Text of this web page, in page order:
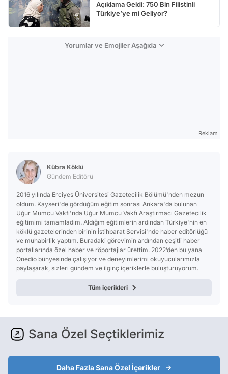
Açıklama Geldi: 750 Bin Filistinli
Türkiye’ye mi Geliyor?
Yorumlar ve Emojiler Aşağıda
Reklam
Kübra Köklü
Gündem Editörü
2016 yılında Erciyes Üniversitesi Gazetecilik Bölümü'nden mezun
oldum. Kayseri'de gördüğüm eğitim sonrası Ankara'da bulunan
Uğur Mumcu Vakfı'nda Uğur Mumcu Vakfı Araştırmacı Gazetecilik
eğitimimi tamamladım. Aldığım eğitimlerin ardından Türkiye'nin en
köklü gazetelerinden birinin İstihbarat Servisi'nde haber editörlüğü
ve muhabirlik yaptım. Buradaki görevimin ardından çeşitli haber
portallarında özel haber ve röportajlar ürettim. 2022’den bu yana
Onedio bünyesinde çalışıyor ve deneyimlerimi okuyucularımızla
paylaşarak, sizleri gündem ve ilginç içeriklerle buluşturuyorum.
Tüm içerikleri
Sana Özel Seçtiklerimiz
Daha Fazla Sana Özel İçerikler